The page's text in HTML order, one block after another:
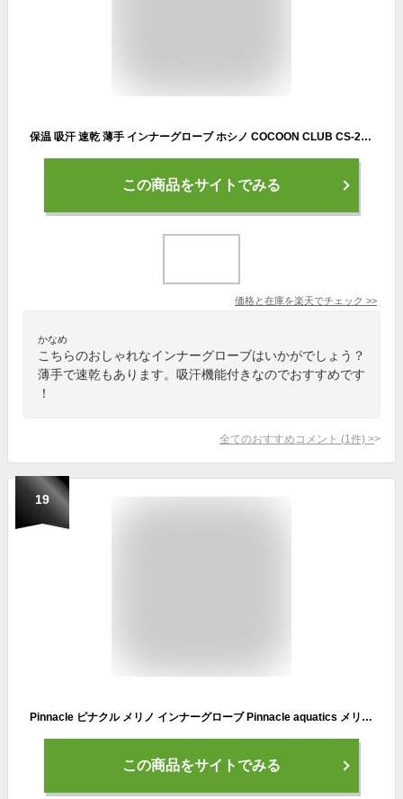
保温 吸汗 速乾 薄手 インナーグローブ ホシノ COCOON CLUB CS-210 スキンウール・インナーグローブ 上質ウール素材 伸縮 多目的用 ウインタースポーツ スキー スノボ 日常使い 雪かき 手袋
この商品をサイトでみる
価格と在庫を楽天でチェック >>
かなめ
こちらのおしゃれなインナーグローブはいかがでしょう？
薄手で速乾もあります。吸汗機能付きなのでおすすめです
！
全てのおすすめコメント (1 件) >
19
Pinnacle ピナクル メリノ インナーグローブ Pinnacle aquatics メリノウール ダイビング ウインタースポーツ アウトドア 登山 スノーボード ピナクルアクアティクス
この商品をサイトでみる